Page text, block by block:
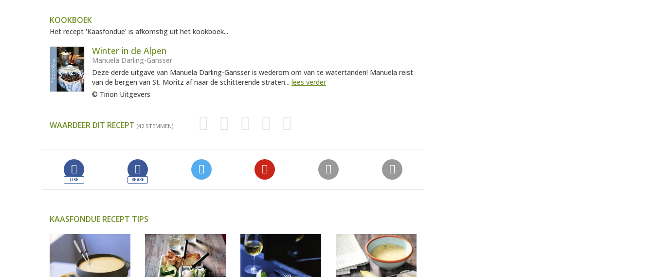
KOOKBOEK
Het recept 'Kaasfondue' is afkomstig uit het kookboek...
Winter in de Alpen
Manuela Darling-Gansser
Deze derde uitgave van Manuela Darling-Gansser is wederom om van te watertanden! Manuela reist
van de bergen van St. Moritz af naar de schitterende straten... lees verder
© Tirion Uitgevers
WAARDEER DIT RECEPT (42 STEMMEN)
KAASFONDUE RECEPT TIPS